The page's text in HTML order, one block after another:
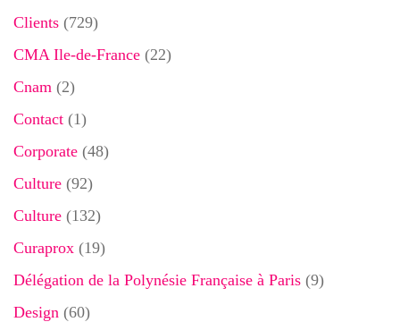
Clients (729)
CMA Ile-de-France (22)
Cnam (2)
Contact (1)
Corporate (48)
Culture (92)
Culture (132)
Curaprox (19)
Délégation de la Polynésie Française à Paris (9)
Design (60)